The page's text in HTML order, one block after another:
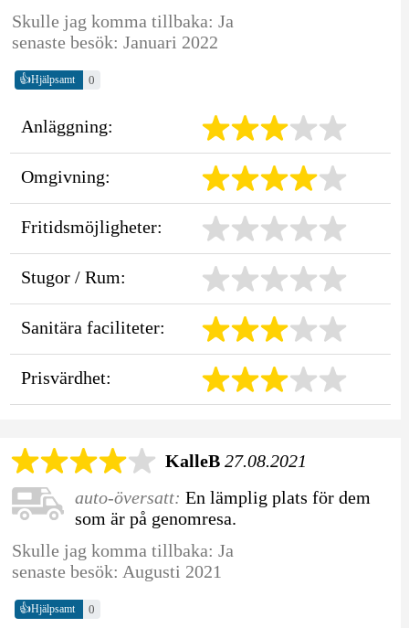
Skulle jag komma tillbaka: Ja
senaste besök: Januari 2022
👍Hjälpsamt 0
Anläggning:
Omgivning:
Fritidsmöjligheter:
Stugor / Rum:
Sanitära faciliteter:
Prisvärdhet:
KalleB 27.08.2021
auto-översatt: En lämplig plats för dem
som är på genomresa.
Skulle jag komma tillbaka: Ja
senaste besök: Augusti 2021
👍Hjälpsamt 0